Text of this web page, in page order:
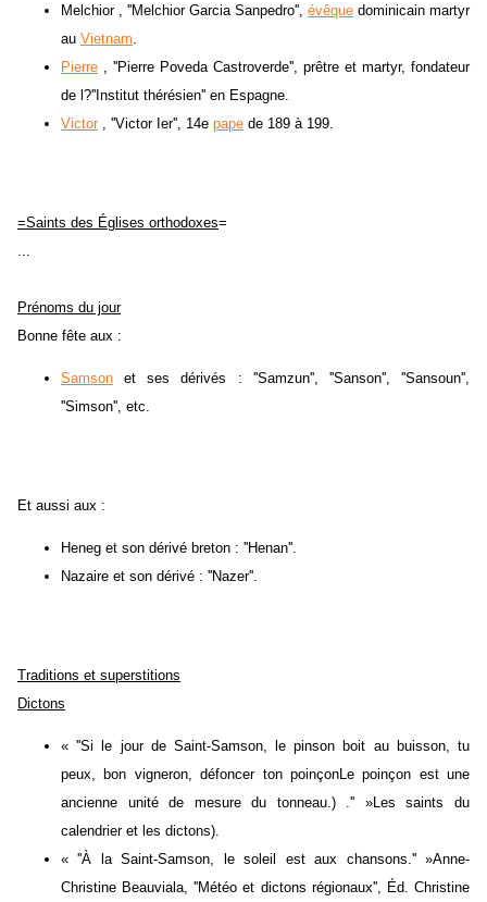
Melchior , ''Melchior Garcia Sanpedro'', évêque dominicain martyr
au Vietnam.
Pierre , ''Pierre Poveda Castroverde'', prêtre et martyr, fondateur
de l?''Institut thérésien'' en Espagne.
Victor , ''Victor Ier'', 14e pape de 189 à 199.
=Saints des Églises orthodoxes=
...
Prénoms du jour
Bonne fête aux :
Samson et ses dérivés : ''Samzun'', ''Sanson'', ''Sansoun'',
''Simson'', etc.
Et aussi aux :
Heneg et son dérivé breton : ''Henan''.
Nazaire et son dérivé : ''Nazer''.
Traditions et superstitions
Dictons
« ''Si le jour de Saint-Samson, le pinson boit au buisson, tu
peux, bon vigneron, défoncer ton poinçonLe poinçon est une
ancienne unité de mesure du tonneau.) .'' »Les saints du
calendrier et les dictons).
« ''À la Saint-Samson, le soleil est aux chansons.'' »Anne-
Christine Beauviala, ''Météo et dictons régionaux'', Éd. Christine